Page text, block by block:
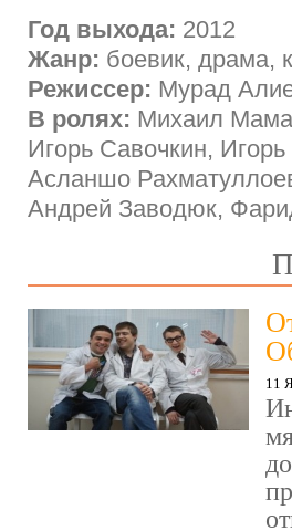
Год выхода: 2012
Жанр: боевик, драма,
Режиссер: Мурад
В ролях: Михаил
Игорь Савочкин,
Асланшо
Андрей Заводюк,
11